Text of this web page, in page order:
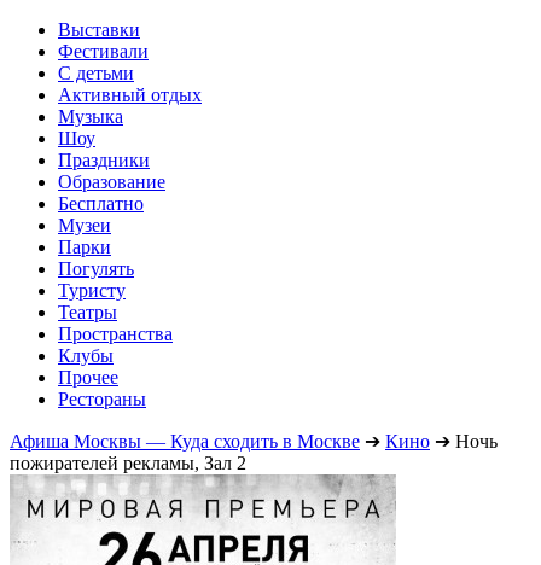
Выставки
Фестивали
С детьми
Активный отдых
Музыка
Шоу
Праздники
Образование
Бесплатно
Музеи
Парки
Погулять
Туристу
Театры
Пространства
Клубы
Прочее
Рестораны
Афиша Москвы — Куда сходить в Москве ➔ Кино ➔ Ночь
пожирателей рекламы, Зал 2